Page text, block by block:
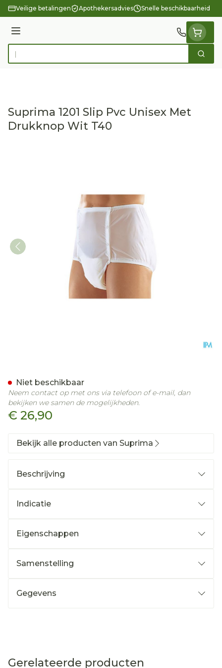
Ga naar de inhoud
Veilige betalingen Apothekersadvies Snelle beschikbaarheid
Menu
Product, merk, categorie... Zoek
Suprima 1201 Slip Pvc Unisex Met
Drukknop Wit T40
€ 26,90
Niet beschikbaar
Neem contact op met ons via telefoon of e-mail, dan
bekijken we samen de mogelijkheden.
Bekijk alle producten van Suprima
Beschrijving
Indicatie
Eigenschappen
Samenstelling
Gegevens
Gerelateerde producten